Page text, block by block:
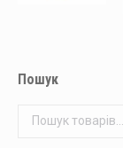
Пошук